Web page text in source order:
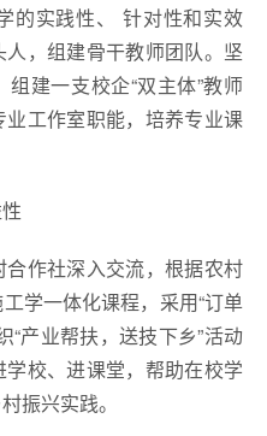
的实践性、 针对性和实效
，组建骨干教师团队。坚
建一支校企“双主体”教师
工作室职能，培养专业课
作社深入交流，根据农村
学一体化课程，采用“订单
“产业帮扶，送技下乡”活动
校、进课堂，帮助在校学
振兴实践。